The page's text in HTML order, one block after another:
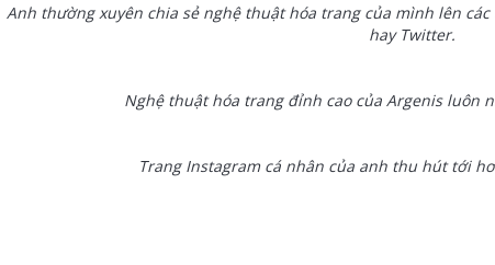
Anh thường xuyên chia sẻ nghệ thuật hóa trang của mình lên
hay Twitter.
Nghệ thuật hóa trang đỉnh cao của Argenis luôn
Trang Instagram cá nhân của anh thu hút tới